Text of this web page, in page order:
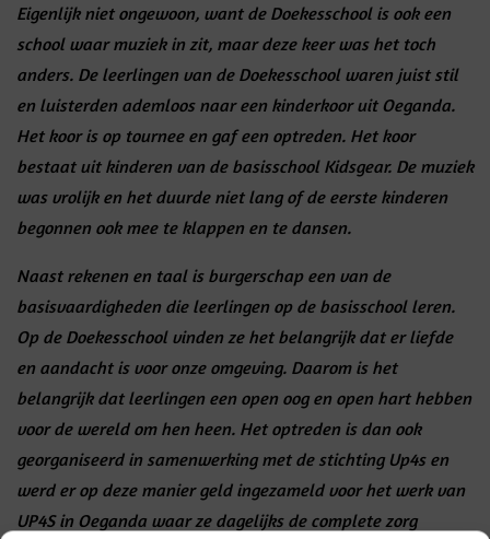
Eigenlijk niet ongewoon, want de Doekesschool is ook een
school waar muziek in zit, maar deze keer was het toch
anders. De leerlingen van de Doekesschool waren juist stil
en luisterden ademloos naar een kinderkoor uit Oeganda.
Het koor is op tournee en gaf een optreden. Het koor
bestaat uit kinderen van de basisschool Kidsgear. De muziek
was vrolijk en het duurde niet lang of de eerste kinderen
begonnen ook mee te klappen en te dansen.
Naast rekenen en taal is burgerschap een van de
basisvaardigheden die leerlingen op de basisschool leren.
Op de Doekesschool vinden ze het belangrijk dat er liefde
en aandacht is voor onze omgeving. Daarom is het
belangrijk dat leerlingen een open oog en open hart hebben
voor de wereld om hen heen. Het optreden is dan ook
georganiseerd in samenwerking met de stichting Up4s en
werd er op deze manier geld ingezameld voor het werk van
UP4S in Oeganda waar ze dagelijks de complete zorg